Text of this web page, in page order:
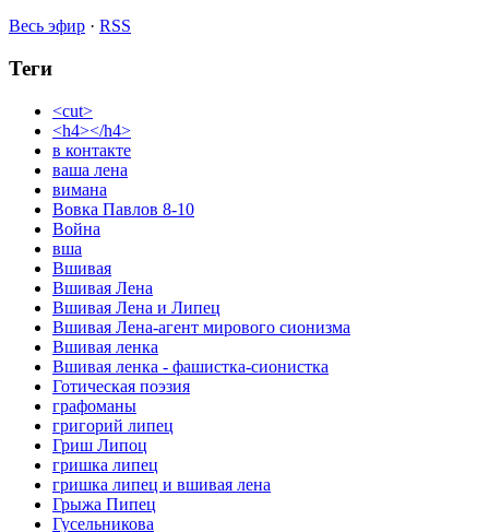
Весь эфир · RSS
Теги
<cut>
<h4></h4>
в контакте
ваша лена
вимана
Вовка Павлов 8-10
Война
вша
Вшивая
Вшивая Лена
Вшивая Лена и Липец
Вшивая Лена-агент мирового сионизма
Вшивая ленка
Вшивая ленка - фашистка-сионистка
Готическая поэзия
графоманы
григорий липец
Гриш Липоц
гришка липец
гришка липец и вшивая лена
Грыжа Пипец
Гусельникова